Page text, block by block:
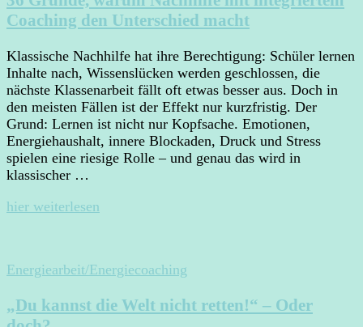
Coaching den Unterschied macht
Klassische Nachhilfe hat ihre Berechtigung: Schüler lernen
Inhalte nach, Wissenslücken werden geschlossen, die
nächste Klassenarbeit fällt oft etwas besser aus. Doch in
den meisten Fällen ist der Effekt nur kurzfristig. Der
Grund: Lernen ist nicht nur Kopfsache. Emotionen,
Energiehaushalt, innere Blockaden, Druck und Stress
spielen eine riesige Rolle – und genau das wird in
klassischer …
hier weiterlesen
Energiearbeit/Energiecoaching
„Du kannst die Welt nicht retten!“ – Oder